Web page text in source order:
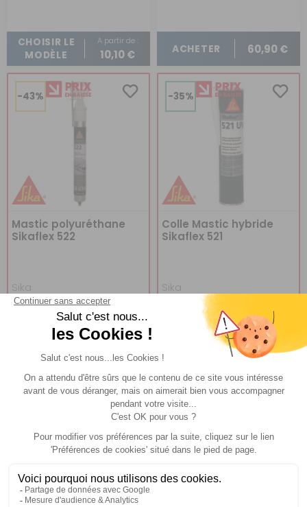
CHOISIR LE
MODÈLE
A partir de :
10,10 € ACHETER 60,90 €
-43%
Mastic polyuréthane
Sikaflex 522
Sika
Réf : P9143 EN STOCK
CHOISIR LE
MODÈLE
A partir de :
12,90 €
-35%
Colle Mastic hybride
Sikaflex 521
Sika
Réf : P001125
CHOISIR LE
MODÈLE
A partir de :
12,90 €